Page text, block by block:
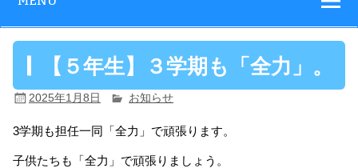
【５年生】３学期も「全力」。
2025年1月8日 お知らせ
3学期も担任一同「全力」で頑張ります。
子供たちも「全力」で頑張りましょう。